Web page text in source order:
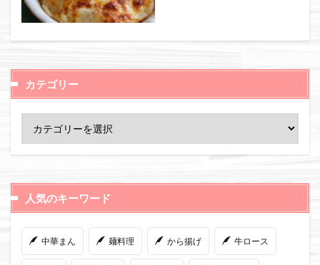
カテゴリー
人気のキーワード
中華まん 麺料理 から揚げ 牛ロース